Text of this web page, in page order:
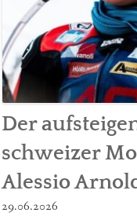
Der
schweizer
Alessio
29.06.2026